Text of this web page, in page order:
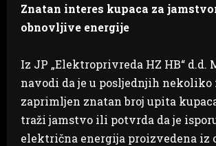
Znatan interes kupaca za
obnovljive energije
Iz JP „Elektroprivreda HZ HB“ d.d.
navodi da je u posljednjih nekoliko
zaprimljen znatan broj upita
traži jamstvo ili potvrda da je
električna energija proizvedena